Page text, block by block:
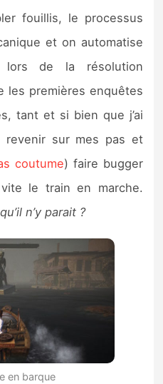
fouillis, le processus
et on automatise
de la résolution
les premières enquêtes
tant et si bien que j’ai
revenir sur mes pas et
coutume) faire bugger
le train en marche.
n’y parait ?
en barque